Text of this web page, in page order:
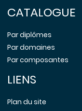
CATALOGUE
Par diplômes
Par domaines
Par composantes
LIENS
Plan du site